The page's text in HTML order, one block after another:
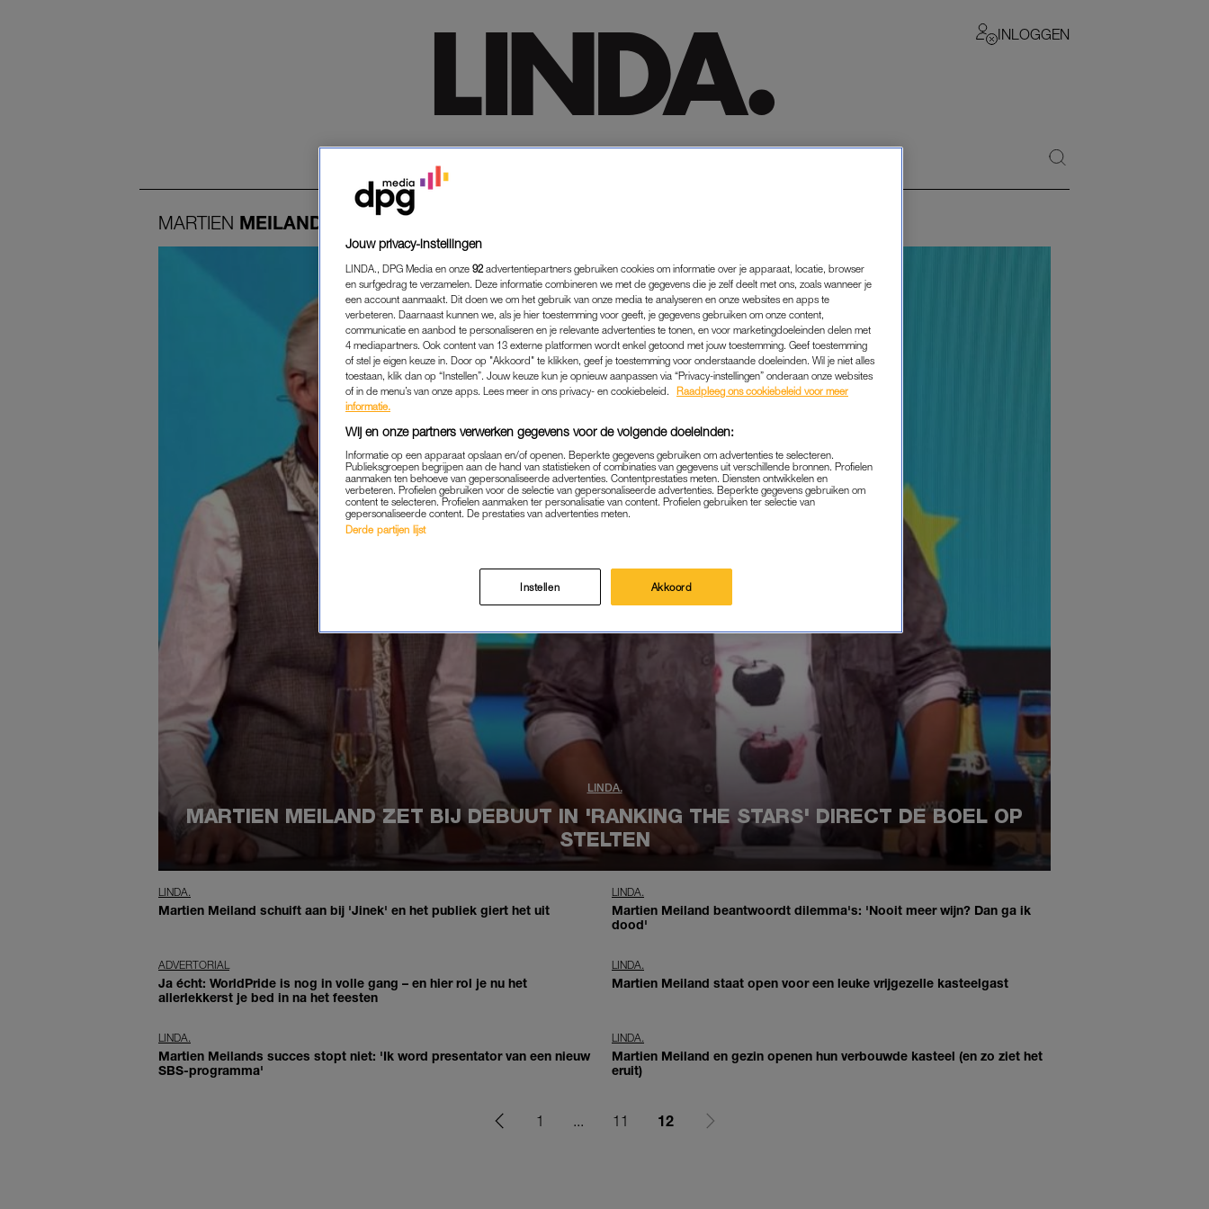
INLOGGEN
HOME
HOME
MARTIEN MEILAND
LINDA.
MARTIEN MEILAND ZET BIJ DEBUUT IN 'RANKING THE STARS' DIRECT DE BOEL OP
STELTEN
LINDA.
Martien Meiland schuift aan bij 'Jinek' en het publiek giert het uit
LINDA.
Martien Meiland beantwoordt dilemma's: 'Nooit meer wijn? Dan ga ik
dood'
ADVERTORIAL
Ja écht: WorldPride is nog in volle gang – en hier rol je nu het
allerlekkerst je bed in na het feesten
LINDA.
Martien Meiland staat open voor een leuke vrijgezelle kasteelgast
LINDA.
Martien Meilands succes stopt niet: 'Ik word presentator van een nieuw
SBS-programma'
LINDA.
Martien Meiland en gezin openen hun verbouwde kasteel (en zo ziet het
eruit)
1 ... 11 12
Jouw privacy-instellingen
LINDA., DPG Media en onze 92 advertentiepartners gebruiken cookies om informatie over je apparaat, locatie, browser
en surfgedrag te verzamelen. Deze informatie combineren we met de gegevens die je zelf deelt met ons, zoals wanneer je
een account aanmaakt. Dit doen we om het gebruik van onze media te analyseren en onze websites en apps te
verbeteren. Daarnaast kunnen we, als je hier toestemming voor geeft, je gegevens gebruiken om onze content,
communicatie en aanbod te personaliseren en je relevante advertenties te tonen, en voor marketingdoeleinden delen met
4 mediapartners. Ook content van 13 externe platformen wordt enkel getoond met jouw toestemming. Geef toestemming
of stel je eigen keuze in. Door op "Akkoord" te klikken, geef je toestemming voor onderstaande doeleinden. Wil je niet alles
toestaan, klik dan op “Instellen”. Jouw keuze kun je opnieuw aanpassen via “Privacy-instellingen” onderaan onze websites
of in de menu’s van onze apps. Lees meer in ons privacy- en cookiebeleid.
Raadpleeg ons cookiebeleid voor meer
informatie.
Wij en onze partners verwerken gegevens voor de volgende doeleinden:
Informatie op een apparaat opslaan en/of openen. Beperkte gegevens gebruiken om advertenties te selecteren.
Publieksgroepen begrijpen aan de hand van statistieken of combinaties van gegevens uit verschillende bronnen. Profielen
aanmaken ten behoeve van gepersonaliseerde advertenties. Contentprestaties meten. Diensten ontwikkelen en
verbeteren. Profielen gebruiken voor de selectie van gepersonaliseerde advertenties. Beperkte gegevens gebruiken om
content te selecteren. Profielen aanmaken ter personalisatie van content. Profielen gebruiken ter selectie van
gepersonaliseerde content. De prestaties van advertenties meten.
Derde partijen lijst
Instellen Akkoord